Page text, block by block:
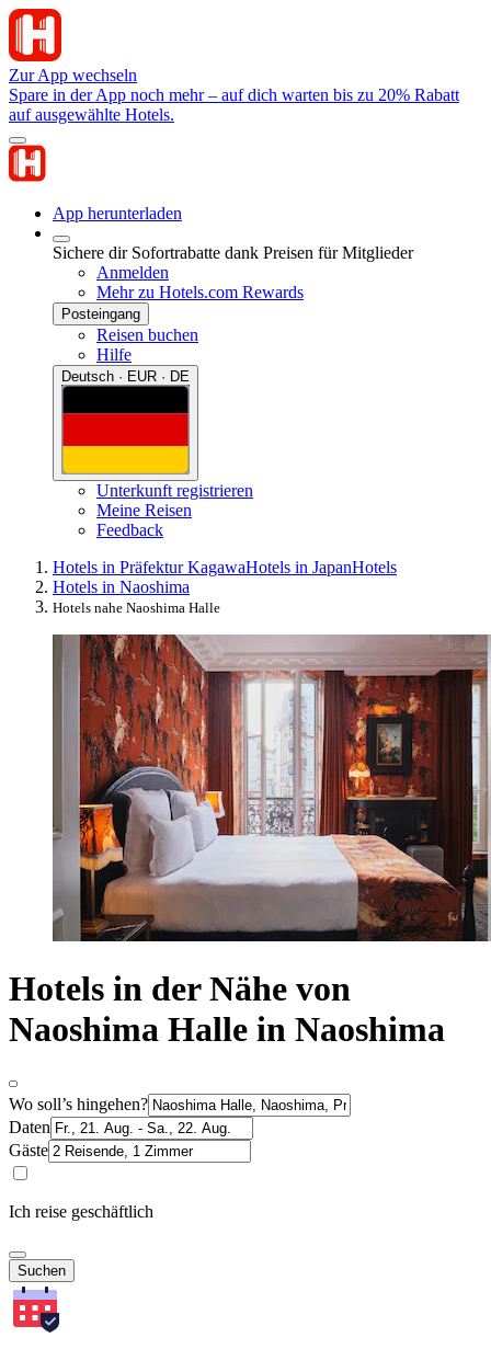
Zur App wechseln
Spare in der App noch mehr – auf dich warten bis zu 20% Rabatt
auf ausgewählte Hotels.
App herunterladen
Sichere dir Sofortrabatte dank Preisen für Mitglieder
Anmelden
Mehr zu Hotels.com Rewards
Posteingang
Reisen buchen
Hilfe
Deutsch · EUR · DE
Unterkunft registrieren
Meine Reisen
Feedback
Hotels in Präfektur KagawaHotels in JapanHotels
Hotels in Naoshima
Hotels nahe Naoshima Halle
Hotels in der Nähe von
Naoshima Halle in Naoshima
Wo soll’s hingehen?
Daten
Gäste
Ich reise geschäftlich
Suchen